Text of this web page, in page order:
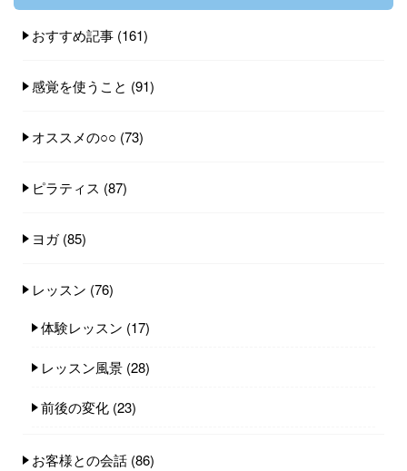
おすすめ記事 (161)
感覚を使うこと (91)
オススメの○○ (73)
ピラティス (87)
ヨガ(85)
レッスン (76)
体験レッスン (17)
レッスン風景 (28)
前後の変化 (23)
お客様との会話 (86)